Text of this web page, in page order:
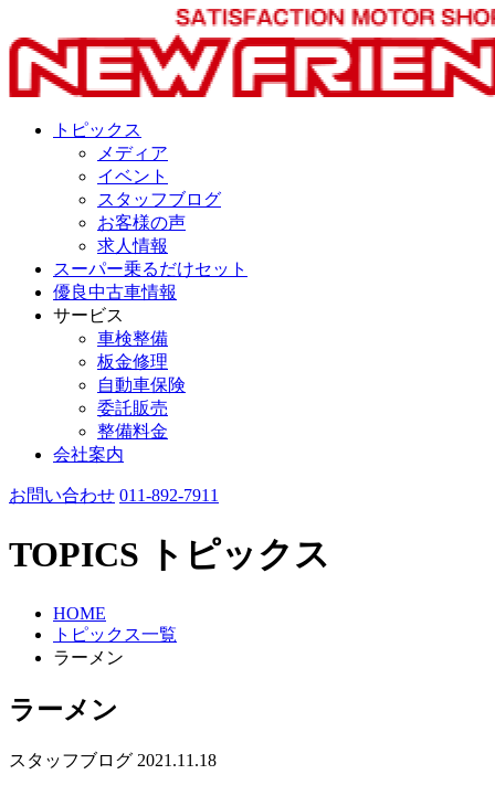
トピックス
メディア
イベント
スタッフブログ
お客様の声
求人情報
スーパー乗るだけセット
優良中古車情報
サービス
車検整備
板金修理
自動車保険
委託販売
整備料金
会社案内
お問い合わせ 011-892-7911
TOPICS トピックス
HOME
トピックス一覧
ラーメン
ラーメン
スタッフブログ 2021.11.18